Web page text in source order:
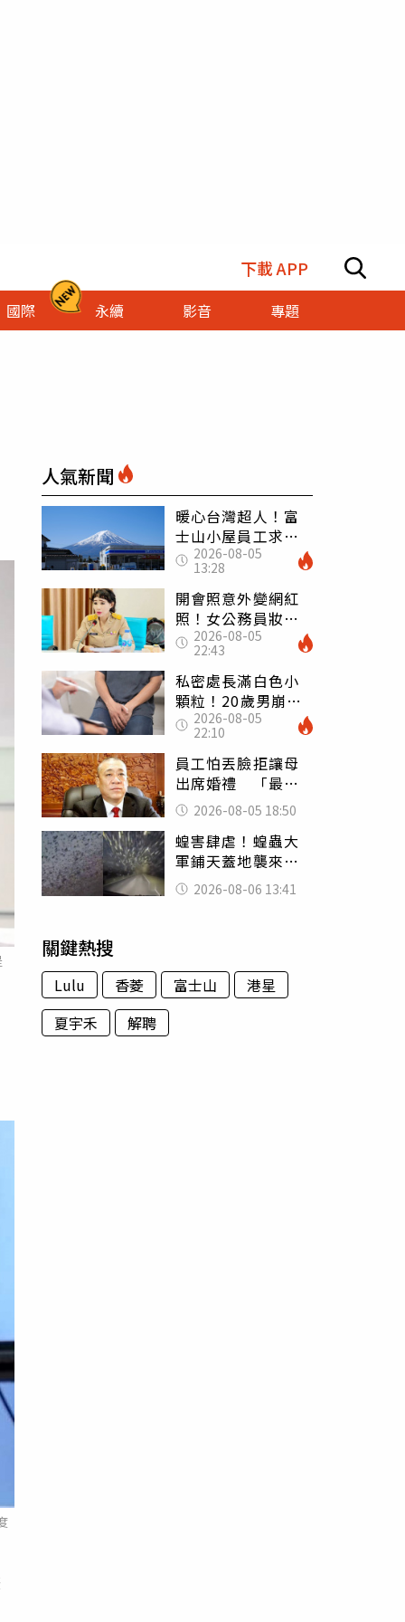
下載 APP
國際 永續 影音 專題
人氣新聞
暖心台灣超人！富
士山小屋員工求助
「想活下去」 山
友狂背物資上山：
台灣真的是寶島
2026-08-05
13:28
開會照意外變網紅
照！女公務員妝容
掀2千則留言 本人
怒嗆：化妝有錯嗎
2026-08-05
22:43
私密處長滿白色小
顆粒！20歲男崩潰
求診 醫曝5大真相
別再誤會
2026-08-05
22:10
員工怕丟臉拒讓母
出席婚禮 「最愛
發錢老闆」震怒開
除：我看不起你
2026-08-05 18:50
蝗害肆虐！蝗蟲大
軍鋪天蓋地襲來宛
如末日 網驚：聖
經十災
2026-08-06 13:41
關鍵熱搜
Lulu 香菱 富士山
港星
夏宇禾
解聘